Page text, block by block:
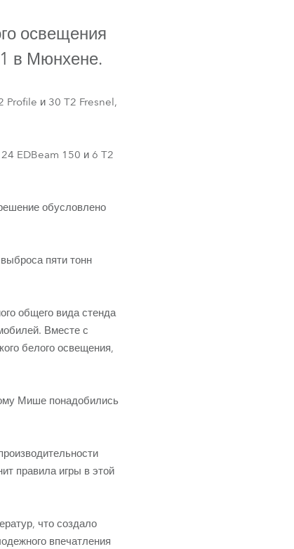
Global
Латинская Америка
Развитие бизнеса
освещения
в Мюнхене.
Profile и 30 T2 Fresnel,
EDBeam 150 и 6 T2
обусловлено
пяти тонн
общего вида стенда
Вместе с
белого освещения,
Мише понадобились
правила игры в этой
что создало
впечатления